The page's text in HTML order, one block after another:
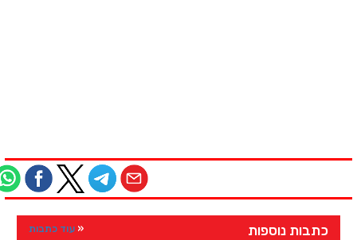
כתבות נוספות עוד כתבות